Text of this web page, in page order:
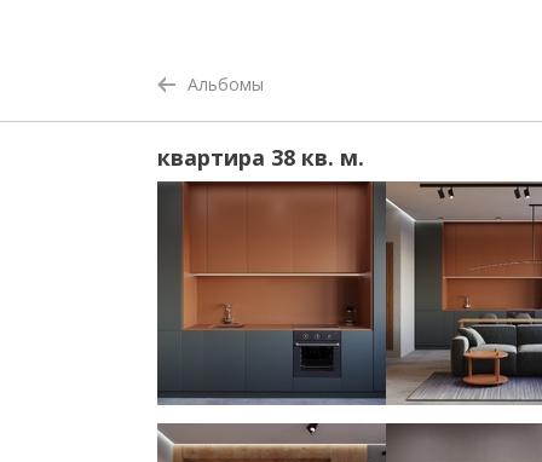
Альбомы
квартира 38 кв. м.